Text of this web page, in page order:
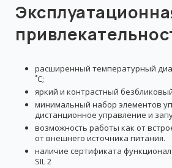
расширенный температурный
˚С;
яркий и контрастный
минимальный набор элементов
дистанционное управление и
возможность работы как от
от внешнего источника питания.
наличие сертификата
SIL 2